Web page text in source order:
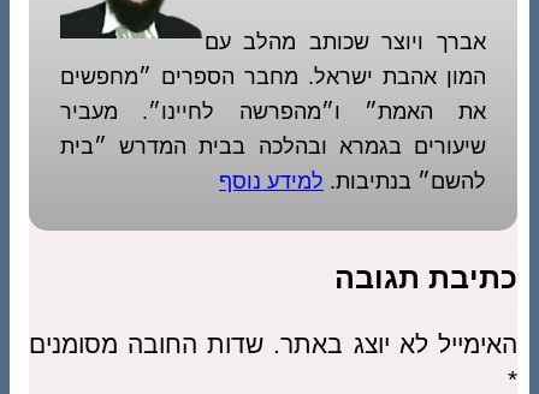
אברך ויוצר שכותב מהלב עם
המון אהבת ישראל. מחבר הספרים ״מחפשים
את האמת״ ו״מהפרשה לחיינו״. מעביר
שיעורים בגמרא ובהלכה בבית המדרש ״בית
להשם״ בנתיבות. למידע נוסף
כתיבת תגובה
האימייל לא יוצג באתר. שדות החובה מסומנים
*